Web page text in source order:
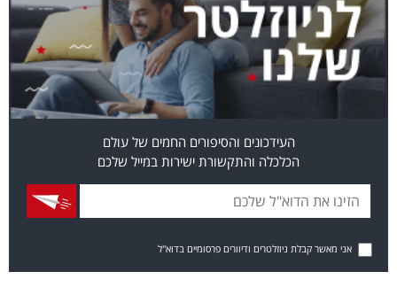
העידכונים והסיפורים החמים של עולם
הכלכלה והתקשורת ישירות במייל שלכם
אני מאשר קבלת ניוזלטרים ודיוורים פרסומיים בדוא"ל